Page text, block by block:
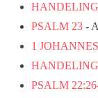
PSALM 23 -
1
PSALM